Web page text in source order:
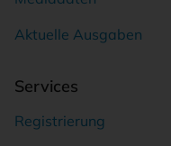
Aktuelle Ausgaben
Services
Registrierung